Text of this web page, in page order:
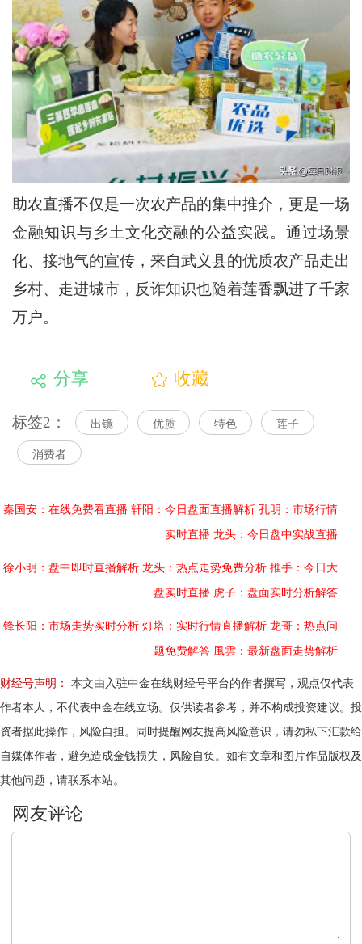
助农直播不仅是一次农产品的集中推介，更是一场
金融知识与乡土文化交融的公益实践。通过场景
化、接地气的宣传，来自武义县的优质农产品走出
乡村、走进城市，反诈知识也随着莲香飘进了千家
万户。
分享 收藏
标签2： 出镜 优质 特色 莲子
消费者
秦国安：在线免费看直播 轩阳：今日盘面直播解析 孔明：市场行情
实时直播 龙头：今日盘中实战直播
徐小明：盘中即时直播解析 龙头：热点走势免费分析 推手：今日大
盘实时直播 虎子：盘面实时分析解答
锋长阳：市场走势实时分析 灯塔：实时行情直播解析 龙哥：热点问
题免费解答 風雲：最新盘面走势解析
财经号声明：
本文由入驻中金在线财经号平台的作者撰写，观点仅代表
作者本人，不代表中金在线立场。仅供读者参考，并不构成投资建议。投
资者据此操作，风险自担。同时提醒网友提高风险意识，请勿私下汇款给
自媒体作者，避免造成金钱损失，风险自负。如有文章和图片作品版权及
其他问题，请联系本站。